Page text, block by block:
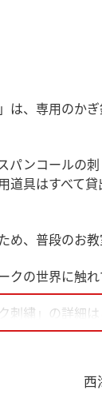
は、専用のか
ンコールの
具はすべて
、普段のお
クの世界に触
刺繍」の詳細は
西